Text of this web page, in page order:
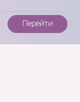
Перейти